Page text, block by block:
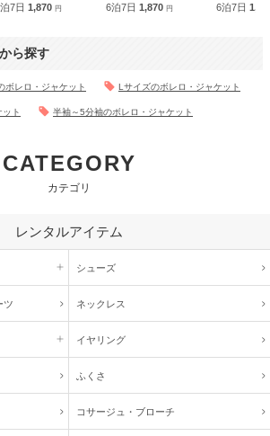
7日1,870円 6泊7日 1,870 円 6泊7日
ら探す
ボレロ・ジャケット Lサイズのボレロ・ジャケット
ト 半袖～5分袖のボレロ・ジャケット
CATEGORY
カテゴリ
レンタルアイテム
シューズ
ツ ネックレス
イヤリング
ふくさ
コサージュ・ ブローチ